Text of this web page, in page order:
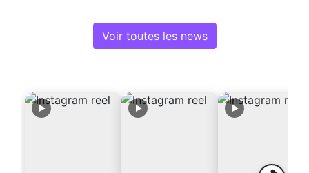
Voir toutes les news